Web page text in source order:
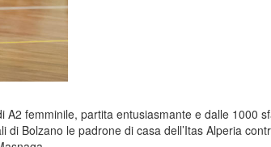
A2 femminile, partita entusiasmante e dalle 1000
di Bolzano le padrone di casa dell’Itas Alperia